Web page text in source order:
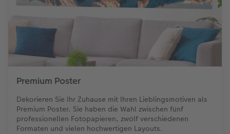
Foto-Kochbuch
Neuheiten
CEWE myPhotos
Neuheiten
Neuheiten
CEWE myPhotos
CEWE myPhotos
Neuheiten
CEWE myPhotos
Neuheiten
Neuheiten
Premium Poster
Dekorieren Sie Ihr Zuhause mit Ihren Lieblingsmotiven als
Premium Poster. Sie haben die Wahl zwischen fünf
professionellen Fotopapieren, zwölf verschiedenen
Formaten und vielen hochwertigen Layouts.